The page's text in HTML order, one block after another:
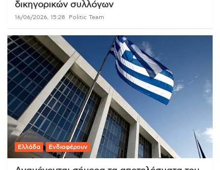
δικηγορικών συλλόγων
16/06/2026, 15:28 Politic Team
Ελλάδα Ενδιαφέρουν